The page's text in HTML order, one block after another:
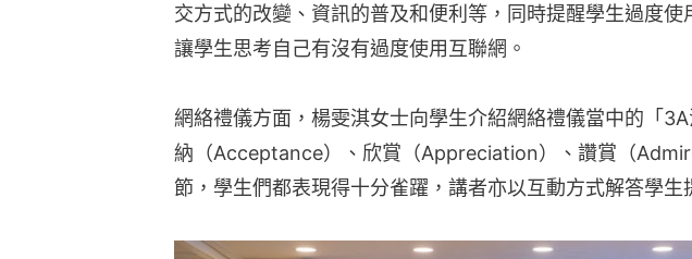
交方式的改變、資訊的普及和便利等，同時提醒學生過度使
讓學生思考自己有沒有過度使用互聯網。
網絡禮儀方面，楊雯淇女士向學生介紹網絡禮儀當中的「
納（Acceptance）、欣賞（Appreciation）、讚賞（
節，學生們都表現得十分雀躍，講者亦以互動方式解答學生